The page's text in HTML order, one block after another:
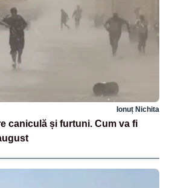
Ionuț Nichita
caniculă și furtuni. Cum va fi